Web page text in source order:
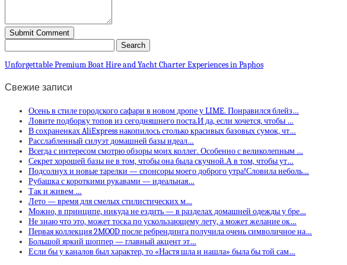
Unforgettable Premium Boat Hire and Yacht Charter Experiences in Paphos
Свежие записи
Осень в стиле городского сафари в новом дропе у LIME. Понравился блейз…
Ловите подборку топов из сегодняшнего поста.И да, если хочется, чтобы …
В сохраненках AliExpress накопилось столько красивых базовых сумок, чт…
Расслабленный силуэт домашней базы идеал…
Всегда с интересом смотрю обзоры моих коллег. Особенно с великолепным …
Секрет хорошей базы не в том, чтобы она была скучной.А в том, чтобы ут…
Подсолнух и новые тарелки — спонсоры моего доброго утра!Словила неболь…
Рубашка с короткими рукавами — идеальная…
Так и живем …
Лето — время для смелых стилистических м…
Можно, в принципе, никуда не ездить — в разделах домашней одежды у бре…
Не знаю что это, может тоска по ускользающему лету, а может желание ок…
Первая коллекция 2MOOD после ребрендинга получила очень символичное на…
Большой яркий шоппер — главный акцент эт…
Если бы у каналов был характер, то «Настя шла и нашла» была бы той сам…